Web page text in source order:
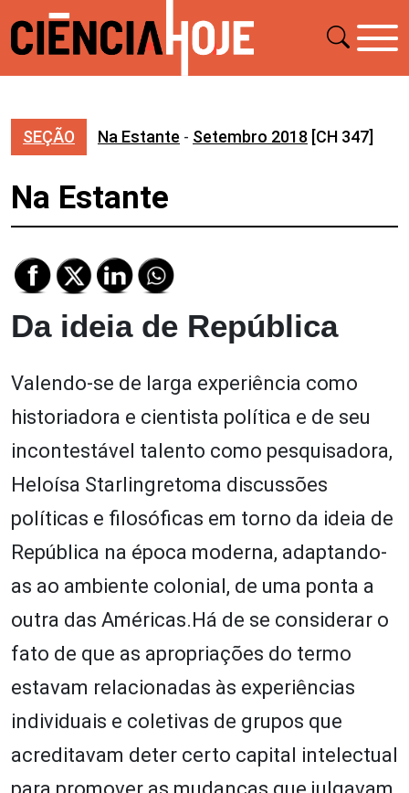
SEÇÃO Na Estante - Setembro 2018 [CH 347]
Na Estante
Da ideia de República
Valendo-se de larga experiência como
historiadora e cientista política e de seu
incontestável talento como pesquisadora,
Heloísa Starlingretoma discussões
políticas e filosóficas em torno da ideia de
República na época moderna, adaptando-
as ao ambiente colonial, de uma ponta a
outra das Américas.Há de se considerar o
fato de que as apropriações do termo
estavam relacionadas às experiências
individuais e coletivas de grupos que
acreditavam deter certo capital intelectual